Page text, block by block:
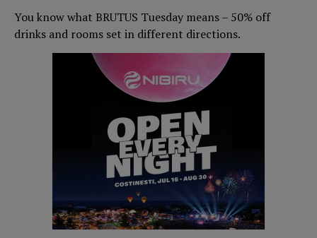
You know what BRUTUS Tuesday means – 50% off
drinks and rooms set in different directions.